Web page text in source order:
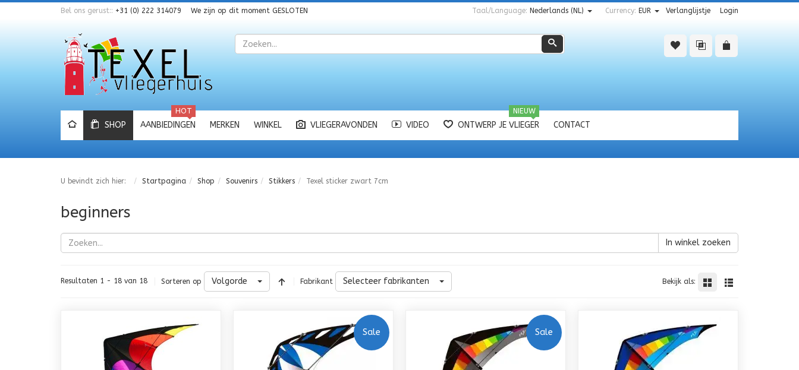
Bel ons gerust:: +31 (0) 222 314079 We zijn op dit moment GESLOTEN Verlanglijstje Login
Currency: EUR
Taal/Language: Nederlands (NL)
Zoeken
Zoeken
SHOP AANBIEDINGEN
HOT
MERKEN WINKEL VLIEGERAVONDEN VIDEO ONTWERP JE VLIEGER
NIEUW
CONTACT
U bevindt zich hier: Startpagina Shop Souvenirs Stikkers Texel sticker zwart 7cm
beginners
In winkel zoeken
Resultaten 1 - 18 van 18 Sorteren op Volgorde Fabrikant Selecteer fabrikanten Bekijk als:
Sale Sale